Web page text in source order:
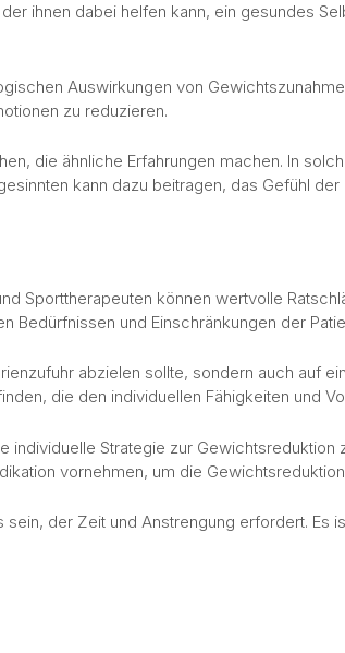
ihnen dabei helfen kann, ein gesundes
Auswirkungen von
zu reduzieren.
die ähnliche Erfahrungen machen. In
kann dazu beitragen, das Gefühl
Sporttherapeuten können wertvolle
Bedürfnissen und Einschränkungen der
abzielen sollte, sondern auch auf
die den individuellen Fähigkeiten und
Strategie zur Gewichtsreduktion
vornehmen, um die
der Zeit und Anstrengung erfordert. Es